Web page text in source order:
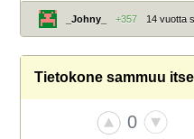
_Johny_ +357 14 vuotta
Tietokone sammuu
0